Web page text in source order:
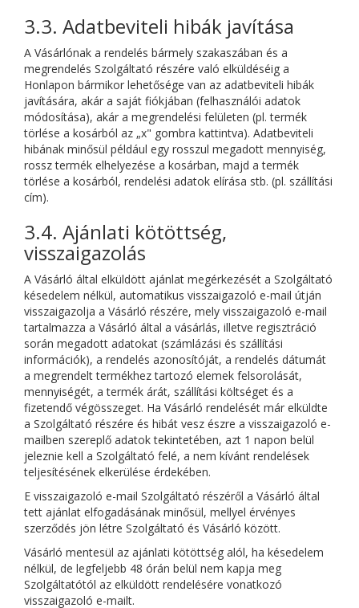
3.3. Adatbeviteli hibák javítása
A Vásárlónak a rendelés bármely szakaszában és a
megrendelés Szolgáltató részére való elküldéséig a
Honlapon bármikor lehetősége van az adatbeviteli hibák
javítására, akár a saját fiókjában (felhasználói adatok
módosítása), akár a megrendelési felületen (pl. termék
törlése a kosárból az „x" gombra kattintva). Adatbeviteli
hibának minősül például egy rosszul megadott mennyiség,
rossz termék elhelyezése a kosárban, majd a termék
törlése a kosárból, rendelési adatok elírása stb. (pl. szállítási
cím).
3.4. Ajánlati kötöttség,
visszaigazolás
A Vásárló által elküldött ajánlat megérkezését a Szolgáltató
késedelem nélkül, automatikus visszaigazoló e-mail útján
visszaigazolja a Vásárló részére, mely visszaigazoló e-mail
tartalmazza a Vásárló által a vásárlás, illetve regisztráció
során megadott adatokat (számlázási és szállítási
információk), a rendelés azonosítóját, a rendelés dátumát
a megrendelt termékhez tartozó elemek felsorolását,
mennyiségét, a termék árát, szállítási költséget és a
fizetendő végösszeget. Ha Vásárló rendelését már elküldte
a Szolgáltató részére és hibát vesz észre a visszaigazoló e-
mailben szereplő adatok tekintetében, azt 1 napon belül
jeleznie kell a Szolgáltató felé, a nem kívánt rendelések
teljesítésének elkerülése érdekében.
E visszaigazoló e-mail Szolgáltató részéről a Vásárló által
tett ajánlat elfogadásának minősül, mellyel érvényes
szerződés jön létre Szolgáltató és Vásárló között.
Vásárló mentesül az ajánlati kötöttség alól, ha késedelem
nélkül, de legfeljebb 48 órán belül nem kapja meg
Szolgáltatótól az elküldött rendelésére vonatkozó
visszaigazoló e-mailt.